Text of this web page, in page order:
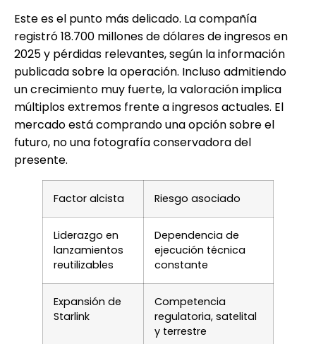
Este es el punto más delicado. La compañía
registró 18.700 millones de dólares de ingresos en
2025 y pérdidas relevantes, según la información
publicada sobre la operación. Incluso admitiendo
un crecimiento muy fuerte, la valoración implica
múltiplos extremos frente a ingresos actuales. El
mercado está comprando una opción sobre el
futuro, no una fotografía conservadora del
presente.
Factor alcista Riesgo asociado
Liderazgo en
lanzamientos
reutilizables
Dependencia de
ejecución técnica
constante
Expansión de
Starlink
Competencia
regulatoria, satelital
y terrestre